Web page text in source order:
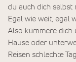
du auch dich selbst
Egal wie weit, egal
Also kümmere dich
Hause oder
Reisen schlechte